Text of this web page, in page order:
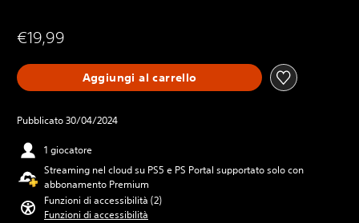
€19,99
Aggiungi al carrello
Pubblicato 30/04/2024
1 giocatore
Streaming nel cloud su PS5 e PS Portal supportato solo con
abbonamento Premium
Funzioni di accessibilità (2)
Funzioni di accessibilità